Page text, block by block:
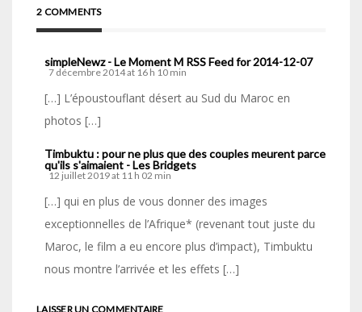
2 COMMENTS
simpleNewz - Le Moment M RSS Feed for 2014-12-07
7 décembre 2014 at 16 h 10 min
[…] L’époustouflant désert au Sud du Maroc en
photos […]
Timbuktu : pour ne plus que des couples meurent parce
qu'ils s'aimaient - Les Bridgets
12 juillet 2019 at 11 h 02 min
[…] qui en plus de vous donner des images
exceptionnelles de l’Afrique* (revenant tout juste du
Maroc, le film a eu encore plus d’impact), Timbuktu
nous montre l’arrivée et les effets […]
LAISSER UN COMMENTAIRE